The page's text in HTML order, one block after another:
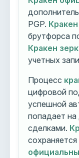
PGP.
брутфорса
Кракен
учетных
Процесс
цифровой
успешной
попадает
сделками.